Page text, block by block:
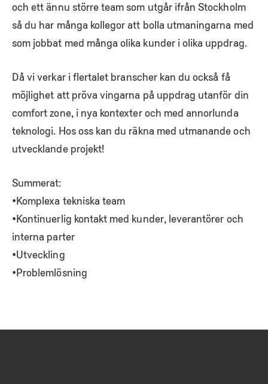
och ett ännu större team som utgår ifrån Stockholm
så du har många kollegor att bolla utmaningarna med
som jobbat med många olika kunder i olika uppdrag.
Då vi verkar i flertalet branscher kan du också få
möjlighet att pröva vingarna på uppdrag utanför din
comfort zone, i nya kontexter och med annorlunda
teknologi. Hos oss kan du räkna med utmanande och
utvecklande projekt!
Summerat:
•Komplexa tekniska team
•Kontinuerlig kontakt med kunder, leverantörer och
interna parter
•Utveckling
•Problemlösning